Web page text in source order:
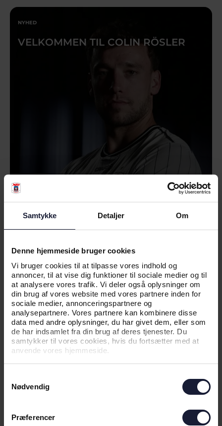
Samtykke Detaljer Om
Denne hjemmeside bruger cookies
Vi bruger cookies til at tilpasse vores indhold og
annoncer, til at vise dig funktioner til sociale medier og til
at analysere vores trafik. Vi deler også oplysninger om
din brug af vores website med vores partnere inden for
sociale medier, annonceringspartnere og
analysepartnere. Vores partnere kan kombinere disse
data med andre oplysninger, du har givet dem, eller som
de har indsamlet fra din brug af deres tjenester. Du
samtykker til vores cookies, hvis du fortsætter med at
anvende vores hjemmeside.
Nødvendig
Præferencer
NYHED
VELKOMMEN TIL COLIN RÖSLER
02.08.2026
31.07.2026
NYHED